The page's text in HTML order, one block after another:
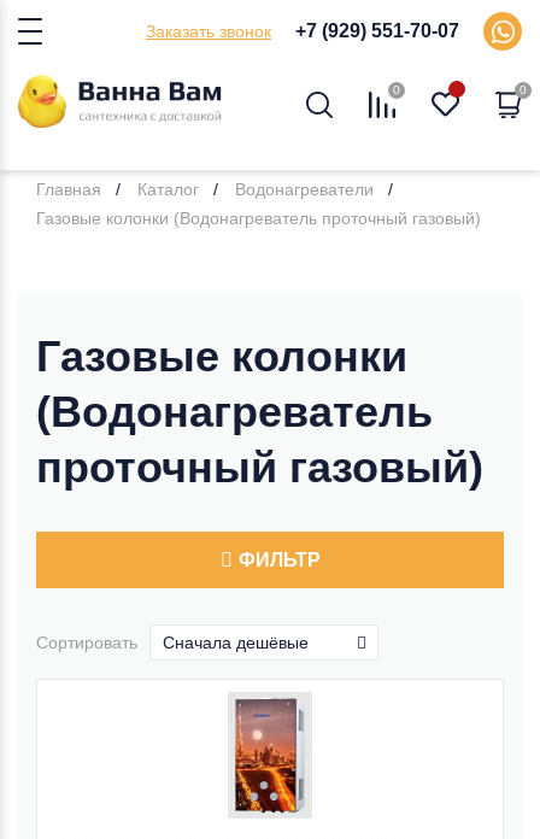
Заказать звонок +7 (929) 551-70-07
0 0
Главная Каталог
Водонагреватели
Газовые колонки (Водонагреватель проточный газовый)
Газовые колонки
(Водонагреватель
проточный газовый)
ФИЛЬТР
Сортировать Сначала дешёвые